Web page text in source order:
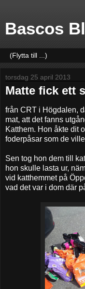
Bascos
torsdag 25 april 2013
Matte fick ett
från CRT i Högdalen,
mat, att det fanns
Katthem. Hon åkte dit
foderpåsar som de
Sen tog hon dem till
hon skulle lasta ur,
vid katthemmet på
vad det var i dom där